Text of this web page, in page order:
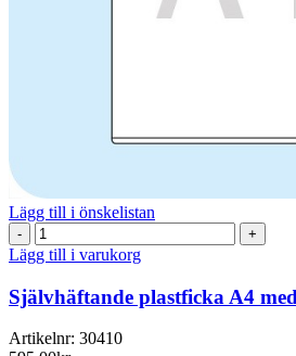
Lägg till i önskelistan
Självhäftande
plastficka
A4
med
låshörn
50-
pack
Lägg till i varukorg
Självhäftande plastficka A4
Artikelnr: 30410